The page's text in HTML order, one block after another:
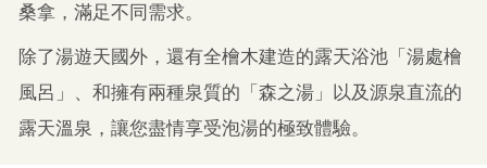
桑拿，滿足不同需求。​
除了湯遊天國外，還有全檜木建造的露天浴池「湯處檜
風呂」、和擁有兩種泉質的「森之湯」以及源泉直流的
露天溫泉，讓您盡情享受泡湯的極致體驗。​